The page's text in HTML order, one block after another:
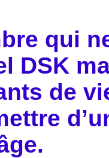
qui
DSK
de